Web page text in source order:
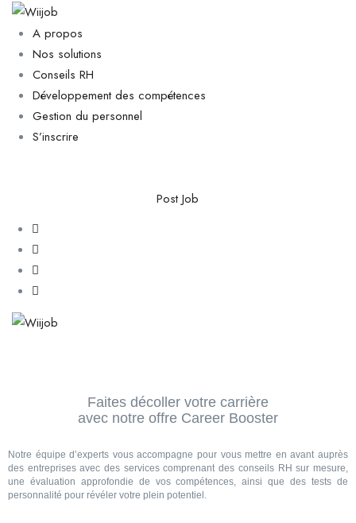
A propos
Nos solutions
Conseils RH
Développement des compétences
Gestion du personnel
S’inscrire
Post Job
Faites décoller votre carrière
avec notre offre Career Booster
Notre équipe d’experts vous accompagne pour vous mettre en avant auprès
des entreprises avec des services comprenant des conseils RH sur mesure,
une évaluation approfondie de vos compétences, ainsi que des tests de
personnalité pour révéler votre plein potentiel.